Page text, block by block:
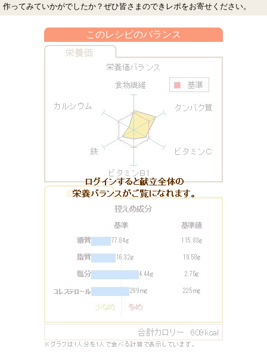
作ってみていかがでしたか？ぜひ皆さまのできレポをお寄せください。
このレシピのバランス